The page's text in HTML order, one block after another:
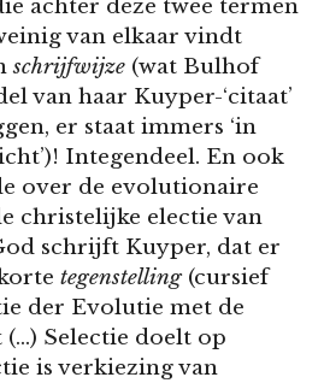
achter deze twee termen
van elkaar vindt
schrijfwijze (wat Bulhof
van haar Kuyper-‘citaat’
er staat immers ‘in
Integendeel. En ook
over de evolutionaire
christelijke electie van
schrijft Kuyper, dat er
tegenstelling(cursief
der Evolutie met de
Selectie doelt op
is verkiezing van